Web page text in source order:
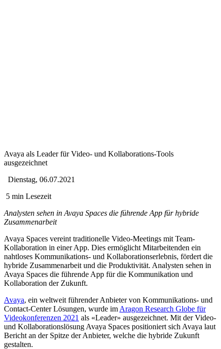
Avaya als Leader für Video- und Kollaborations-Tools
ausgezeichnet
Dienstag, 06.07.2021
5 min Lesezeit
Analysten sehen in Avaya Spaces die führende App für hybride
Zusammenarbeit
Avaya Spaces vereint traditionelle Video-Meetings mit Team-
Kollaboration in einer App. Dies ermöglicht Mitarbeitenden ein
nahtloses Kommunikations- und Kollaborationserlebnis, fördert die
hybride Zusammenarbeit und die Produktivität. Analysten sehen in
Avaya Spaces die führende App für die Kommunikation und
Kollaboration der Zukunft.
Avaya, ein weltweit führender Anbieter von Kommunikations- und
Contact-Center Lösungen, wurde im Aragon Research Globe für
Videokonferenzen 2021 als «Leader» ausgezeichnet. Mit der Video-
und Kollaborationslösung Avaya Spaces positioniert sich Avaya laut
Bericht an der Spitze der Anbieter, welche die hybride Zukunft
gestalten.